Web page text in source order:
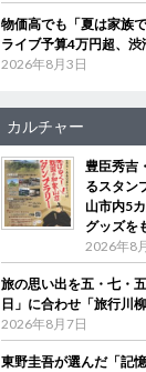
物価高でも「夏は家族
ライブ予算4万円超、
2026年8月3日
カルチャー
豊臣秀吉
るスタン
山市内5
グッズを
2026年8
旅の思い出を五・七・
日」に合わせ「旅行川
2026年8月7日
東野圭吾が選んだ「記